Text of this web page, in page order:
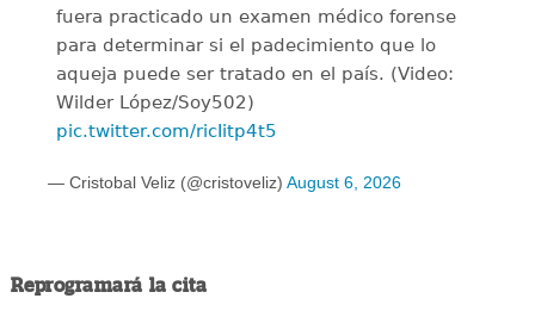
fuera practicado un examen médico forense
para determinar si el padecimiento que lo
aqueja puede ser tratado en el país. (Video:
Wilder López/Soy502)
pic.twitter.com/ricIitp4t5
— Cristobal Veliz (@cristoveliz) August 6, 2026
Reprogramará la cita